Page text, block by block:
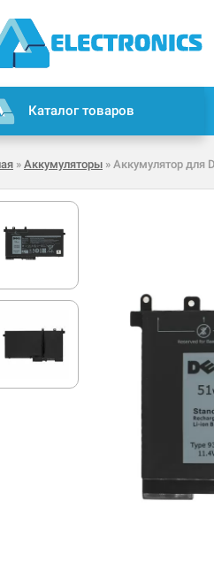
Каталог товаров
» Аккумуляторы » Аккумулятор для